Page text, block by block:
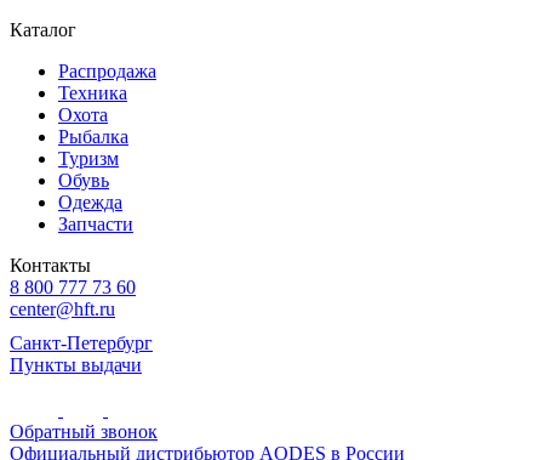
Каталог
Распродажа
Техника
Охота
Рыбалка
Туризм
Обувь
Одежда
Запчасти
Контакты
8 800 777 73 60
center@hft.ru
Санкт-Петербург
Пункты выдачи
Обратный звонок
Официальный дистрибьютор AODES в России